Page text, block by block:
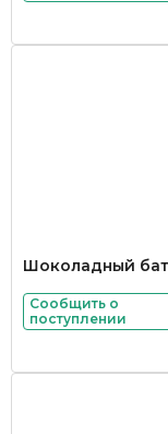
Шоколадный
Сообщить о
поступлении